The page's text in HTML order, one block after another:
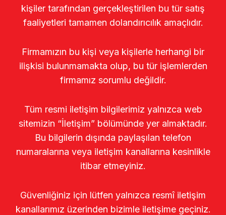
kişiler tarafından gerçekleştirilen bu tür satış
faaliyetleri tamamen dolandırıcılık amaçlıdır.
Firmamızın bu kişi veya kişilerle herhangi bir
ilişkisi bulunmamakta olup, bu tür işlemlerden
firmamız sorumlu değildir.
Tüm resmi iletişim bilgilerimiz yalnızca web
sitemizin “İletişim” bölümünde yer almaktadır.
Bu bilgilerin dışında paylaşılan telefon
numaralarına veya iletişim kanallarına kesinlikle
itibar etmeyiniz.
Güvenliğiniz için lütfen yalnızca resmî iletişim
kanallarımız üzerinden bizimle iletişime geçiniz.